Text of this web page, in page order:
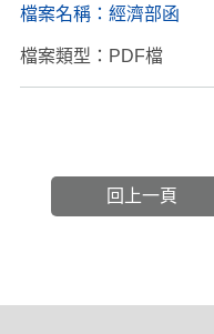
檔案名稱： 經濟部函
檔案類型：PDF檔
回上一頁